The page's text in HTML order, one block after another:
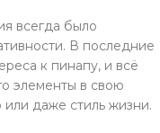
всегда было
В последние
к пинапу, и всё
элементы в свою
или даже стиль жизни.